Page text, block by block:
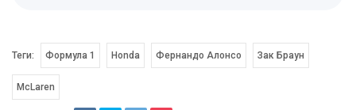
Теги: Формула 1 Honda Фернандо Алонсо Зак Браун
McLaren